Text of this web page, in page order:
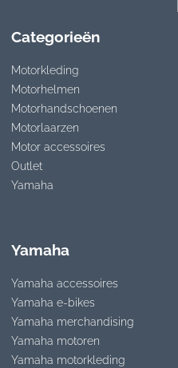
Categorieën
Motorkleding
Motorhelmen
Motorhandschoenen
Motorlaarzen
Motor accessoires
Outlet
Yamaha
Yamaha
Yamaha accessoires
Yamaha e-bikes
Yamaha merchandising
Yamaha motoren
Yamaha motorkleding